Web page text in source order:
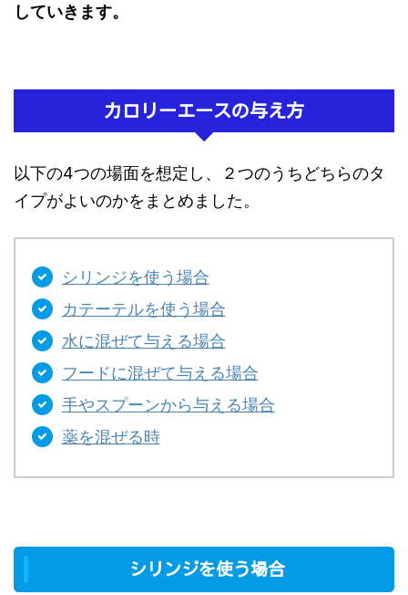
していきます。
カロリーエースの与え方
以下の4つの場面を想定し、２つのうちどちらのタ
イプがよいのかをまとめました。
シリンジを使う場合
カテーテルを使う場合
水に混ぜて与える場合
フードに混ぜて与える場合
手やスプーンから与える場合
薬を混ぜる時
シリンジを使う場合